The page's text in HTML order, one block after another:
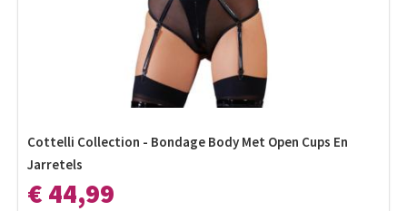
Cottelli Collection - Bondage Body Met Open Cups En
Jarretels
€ 44,99